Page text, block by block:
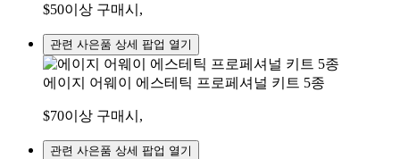
$50이상 구매시,
관련 사은품 상세 팝업 열기
에이지 어웨이 에스테틱 프로페셔널 키트 5종
$70이상 구매시,
관련 사은품 상세 팝업 열기